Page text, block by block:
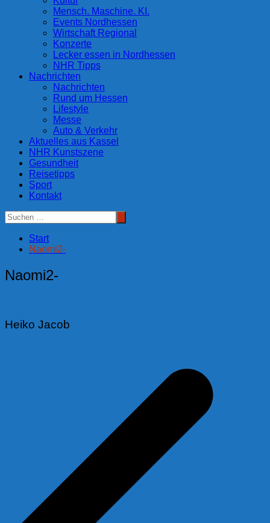
Mensch. Maschine. KI.
Events Nordhessen
Wirtschaft Regional
Konzerte
Lecker essen in Nordhessen
NHR Tipps
Nachrichten
Nachrichten
Rund um Hessen
Lifestyle
Messe
Auto & Verkehr
Aktuelles aus Kassel
NHR Kunstszene
Gesundheit
Reisetipps
Sport
Kontakt
Start
Naomi2-
Naomi2-
Heiko Jacob